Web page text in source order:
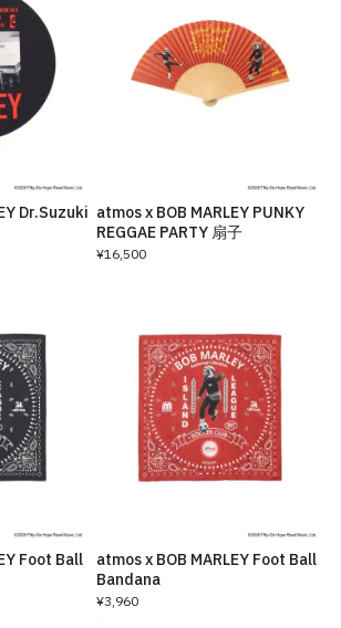
Dr.Suzuki atmos x BOB MARLEY PUNKY
REGGAE PARTY 扇子
¥16,500
Foot Ball
atmos x BOB MARLEY Foot Ball
Bandana
¥3,960